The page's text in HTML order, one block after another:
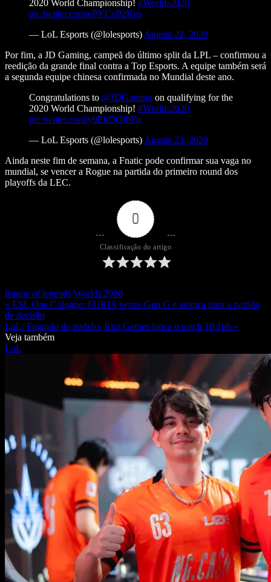
2020 World Championship! #Worlds2020
pic.twitter.com/ePYCoP2Kes
— LoL Esports (@lolesports) August 22, 2020
Por fim, a JD Gaming, campeã do último split da LPL – confirmou a
reedição da grande final contra a Top Esports. A equipe também será
a segunda equipe chinesa confirmada no Mundial deste ano.
Congratulations to @JDGaming on qualifying for the
2020 World Championship! #Worlds2020
pic.twitter.com/y9EkDQfbPu
— LoL Esports (@lolesports) August 23, 2020
Ainda neste fim de semana, a Fnatic pode confirmar sua vaga no
mundial, se vencer a Rogue na partida do primeiro round dos
playoffs da LEC.
0
Classificação do artigo
league of legends Worlds 2020
« ESL One Cologne: FURIA vence Gen.G e avança para a partida
de decisão
LoL: Fugindo do padrão, Riot Games lança o patch 10.16b »
Veja também
LoL